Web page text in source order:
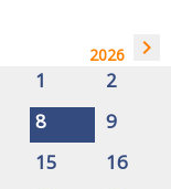
2026 navigate_next
1
2
8
9
15
16